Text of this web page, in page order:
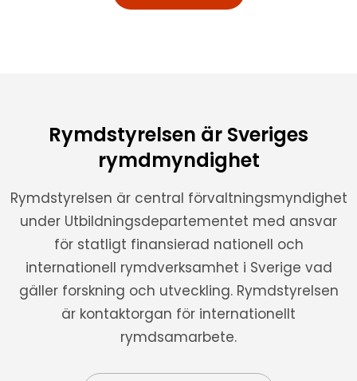
Rymdstyrelsen är Sveriges
rymdmyndighet
Rymdstyrelsen är central förvaltningsmyndighet
under Utbildningsdepartementet med ansvar
för statligt finansierad nationell och
internationell rymdverksamhet i Sverige vad
gäller forskning och utveckling. Rymdstyrelsen
är kontaktorgan för internationellt
rymdsamarbete.